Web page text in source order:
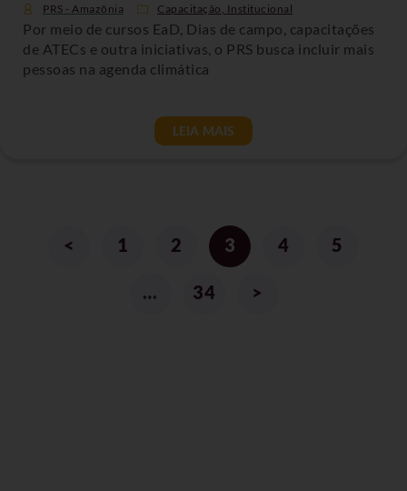
PRS - Amazônia Capacitação , Institucional
Por meio de cursos EaD, Dias de campo, capacitações
de ATECs e outra iniciativas, o PRS busca incluir mais
pessoas na agenda climática
LEIA MAIS
< 1 2 3 4 5
… 34 >